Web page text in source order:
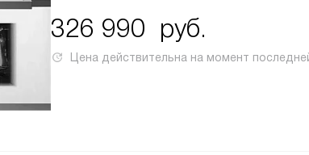
326 990 руб.
Цена действительна на момент